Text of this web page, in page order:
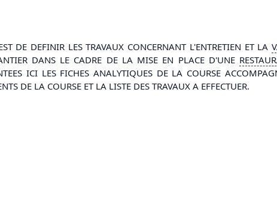
DE DEFINIR LES TRAVAUX CONCERNANT L'ENTRETIEN ET LA
DANS LE CADRE DE LA MISE EN PLACE D'UNE
ICI LES FICHES ANALYTIQUES DE LA COURSE
DE LA COURSE ET LA LISTE DES TRAVAUX A EFFECTUER.